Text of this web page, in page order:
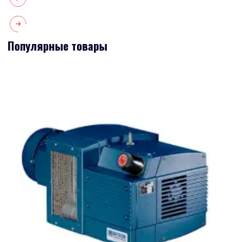
Популярные товары